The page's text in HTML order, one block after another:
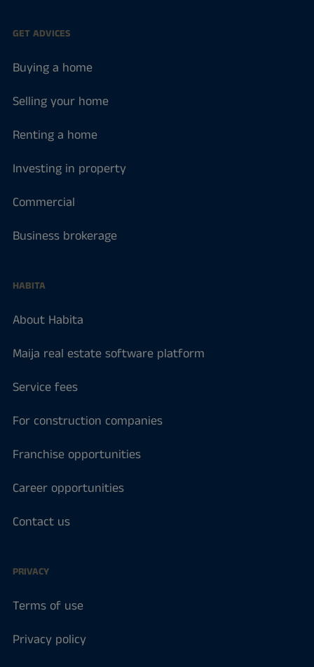
GET ADVICES
Buying a home
Selling your home
Renting a home
Investing in property
Commercial
Business brokerage
HABITA
About Habita
Maija real estate software platform
Service fees
For construction companies
Franchise opportunities
Career opportunities
Contact us
PRIVACY
Terms of use
Privacy policy